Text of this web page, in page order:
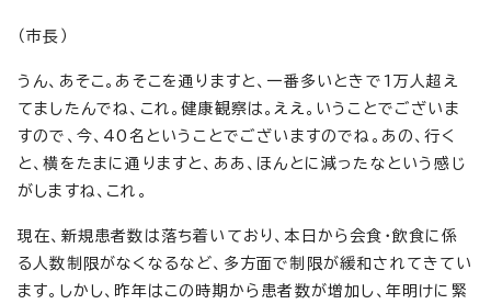
（市長）
うん、あそこ。あそこを通りますと、一番多いときで1万人超え
てましたんでね、これ。健康観察は。ええ。いうことでございま
すので、今、40名ということでございますのでね。あの、行く
と、横をたまに通りますと、ああ、ほんとに減ったなという感じ
がしますね、これ。
現在、新規患者数は落ち着いており、本日から会食・飲食に係
る人数制限がなくなるなど、多方面で制限が緩和されてきてい
ます。しかし、昨年はこの時期から患者数が増加し、年明けに緊